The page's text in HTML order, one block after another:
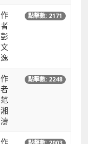
作
者
彭
文
逸
點擊數: 2171
作
者
范
湘
濤
點擊數: 2248